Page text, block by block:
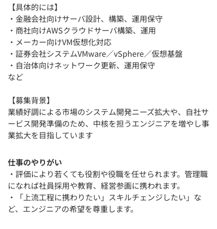
【具体的には】
・金融会社向けサーバ設計、構築、運用保守
・商社向けAWSクラウドサーバ構築、運用
・メーカー向けVM仮想化対応
・証券会社システムVMware／vSphere／仮想基盤
・自治体向けネットワーク更新、運用保守
など
【募集背景】
業績好調による市場のシステム開発ニーズ拡大や、自社サ
ービス開発準備のため、中核を担うエンジニアを増やし事
業拡大を目指しています
仕事のやりがい
・評価により若くても役割や役職を任せられます。管理職
になれば社員採用や教育、経営参画に携われます。
・「上流工程に携わりたい」スキルチェンジしたい」な
ど、エンジニアの希望を尊重します。